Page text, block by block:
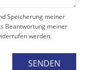
Speicherung meiner
Beantwortung meiner
werden.
SENDEN